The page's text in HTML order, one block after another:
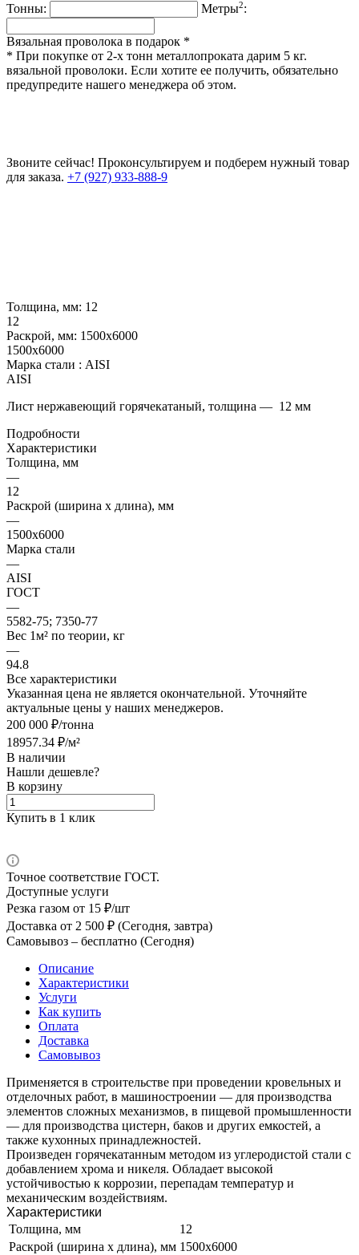
Тонны: Метры2:
Вязальная проволока в подарок *
* При покупке от 2-х тонн металлопроката дарим 5 кг.
вязальной проволоки. Если хотите ее получить, обязательно
предупредите нашего менеджера об этом.
Звоните сейчас! Проконсультируем и подберем нужный товар
для заказа. +7 (927) 933-888-9
Толщина, мм: 12
12
Раскрой, мм: 1500х6000
1500х6000
Марка стали : AISI
AISI
Лист нержавеющий горячекатаный, толщина — 12 мм
Подробности
Характеристики
Толщина, мм
—
12
Раскрой (ширина х длина), мм
—
1500х6000
Марка стали
—
AISI
ГОСТ
—
5582-75; 7350-77
Вес 1м² по теории, кг
—
94.8
Все характеристики
Указанная цена не является окончательной. Уточняйте
актуальные цены у наших менеджеров.
200 000 ₽/тонна
18957.34 ₽/м²
В наличии
Нашли дешевле?
В корзину
Купить в 1 клик
Точное соответствие ГОСТ.
Доступные услуги
Резка газом от 15 ₽/шт
Доставка от 2 500 ₽ (Сегодня, завтра)
Самовывоз – бесплатно (Сегодня)
Описание
Характеристики
Услуги
Как купить
Оплата
Доставка
Самовывоз
Применяется в строительстве при проведении кровельных и
отделочных работ, в машиностроении — для производства
элементов сложных механизмов, в пищевой промышленности
— для производства цистерн, баков и других емкостей, а
также кухонных принадлежностей.
Произведен горячекатанным методом из углеродистой стали с
добавлением хрома и никеля. Обладает высокой
устойчивостью к коррозии, перепадам температур и
механическим воздействиям.
Характеристики
Толщина, мм
12
Раскрой (ширина х длина), мм 1500х6000